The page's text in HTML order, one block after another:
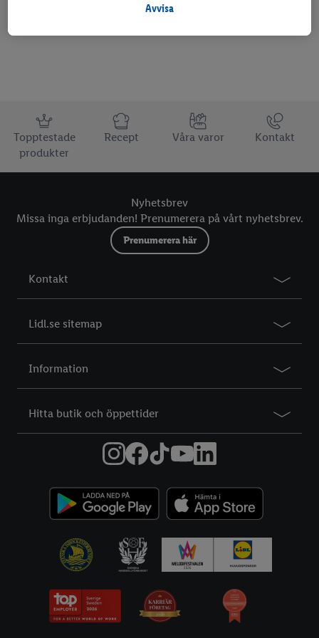
Information
Topptestade
produkter
Recept Våra varor Kontakt
Nyhetsbrev
Missa inga erbjudanden! Prenumerera på vårt nyhetsbrev.
Prenumerera här
Kontakt
Lidl.se sitemap
Information
Hitta butik och öppettider
ytterligare information om personuppgiftsbehandling.
samtycke med verkan för framtiden, finns i vår
integritetspolicy
Du kan hitta avtrycken här.
Avvisa